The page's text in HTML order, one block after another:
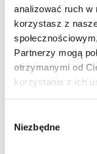
analizować ruch w
korzystasz z
Partnerzy mogą
otrzymanymi od
korzystania z ich
zgody
Niezbędne
Elastyczny czas
którego chętnie
akordowe, czyli
pracy. Możemy